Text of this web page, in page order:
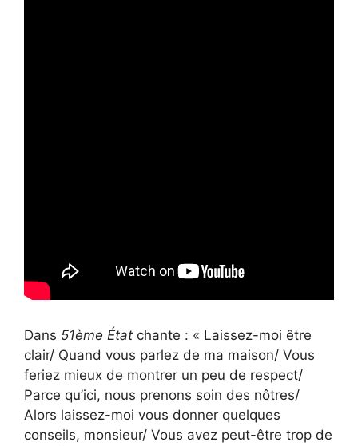
Dans 51ème État chante : « Laissez-moi être
clair/ Quand vous parlez de ma maison/ Vous
feriez mieux de montrer un peu de respect/
Parce qu’ici, nous prenons soin des nôtres/
Alors laissez-moi vous donner quelques
conseils, monsieur/ Vous avez peut-être trop de